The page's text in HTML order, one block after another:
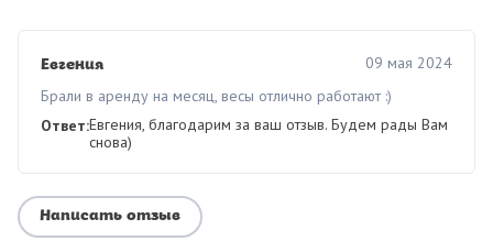
Евгения
09 мая 2024
Брали в аренду на месяц, весы отлично работают :)
Ответ:Евгения, благодарим за ваш отзыв. Будем рады Вам
снова)
Написать отзыв